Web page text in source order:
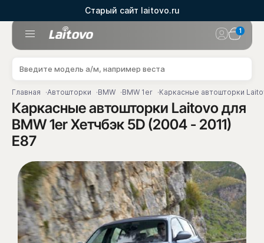
Старый сайт laitovo.ru
1
Главная Автошторки BMW BMW 1er Каркасные автошторки
Каркасные автошторки Laitovo для
BMW 1er Хетчбэк 5D (2004 - 2011)
E87